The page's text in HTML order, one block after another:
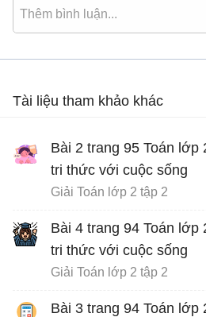
Tài liệu tham khảo khác
Bài 2 trang 95 Toán lớp
tri thức với cuộc sống
Giải Toán lớp 2 tập 2
Bài 4 trang 94 Toán lớp
tri thức với cuộc sống
Giải Toán lớp 2 tập 2
Bài 3 trang 94 Toán lớp